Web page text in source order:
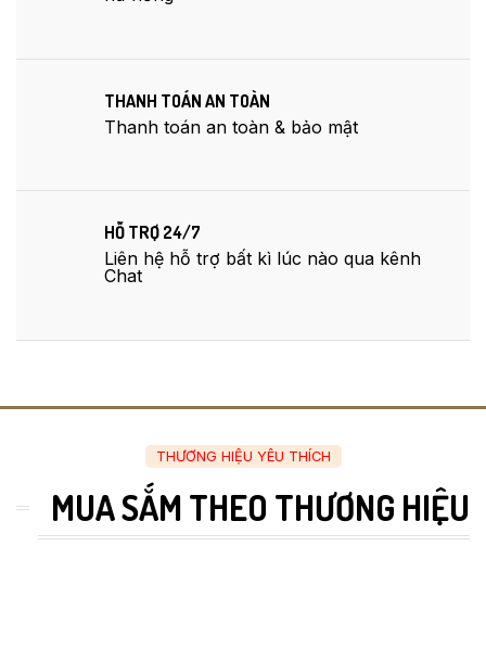
THANH TOÁN AN TOÀN
Thanh toán an toàn & bảo mật
HỖ TRỢ 24/7
Liên hệ hỗ trợ bất kì lúc nào qua kênh
Chat
THƯƠNG HIỆU YÊU THÍCH
MUA SẮM THEO THƯƠNG HIỆU